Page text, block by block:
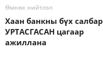
Өмнөх нийтлэл
Хаан банкны бүх салбар
УРТАСГАСАН цагаар
ажиллана